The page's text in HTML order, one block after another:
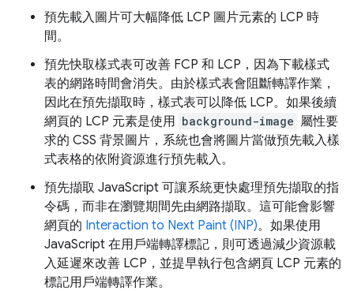
預先載入圖片可大幅降低 LCP 圖片元素的 LCP 時
間。
預先快取樣式表可改善 FCP 和 LCP，因為下載樣式
表的網路時間會消失。由於樣式表會阻斷轉譯作業，
因此在預先擷取時，樣式表可以降低 LCP。如果後續
網頁的 LCP 元素是使用 background-image 屬性要
求的 CSS 背景圖片，系統也會將圖片當做預先載入樣
式表格的依附資源進行預先載入。
預先擷取 JavaScript 可讓系統更快處理預先擷取的指
令碼，而非在瀏覽期間先由網路擷取。這可能會影響
網頁的 Interaction to Next Paint (INP)。如果使用
JavaScript 在用戶端轉譯標記，則可透過減少資源載
入延遲來改善 LCP，並提早執行包含網頁 LCP 元素的
標記用戶端轉譯作業。